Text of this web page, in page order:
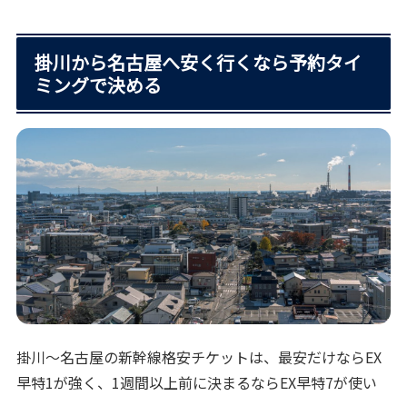
掛川から名古屋へ安く行くなら予約タイ
ミングで決める
掛川〜名古屋の新幹線格安チケットは、最安だけならEX
早特1が強く、1週間以上前に決まるならEX早特7が使い